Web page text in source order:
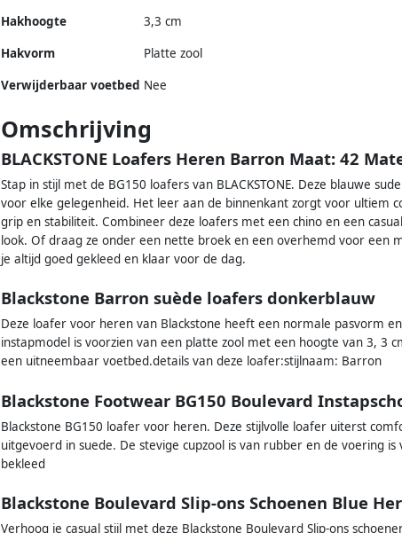
Hakhoogte
3,3 cm
Hakvorm
Platte zool
Verwijderbaar voetbed Nee
Omschrijving
BLACKSTONE Loafers Heren Barron Maat: 42
Stap in stijl met de BG150 loafers van BLACKSTONE. Deze blauwe
voor elke gelegenheid. Het leer aan de binnenkant zorgt voor ultiem
grip en stabiliteit. Combineer deze loafers met een chino en een
look. Of draag ze onder een nette broek en een overhemd voor een
je altijd goed gekleed en klaar voor de dag.
Blackstone Barron suède loafers donkerblauw
Deze loafer voor heren van Blackstone heeft een normale pasvorm
instapmodel is voorzien van een platte zool met een hoogte van 3, 3
een uitneembaar voetbed.details van deze loafer:stijlnaam: Barron
Blackstone Footwear BG150 Boulevard
Blackstone BG150 loafer voor heren. Deze stijlvolle loafer uiterst
uitgevoerd in suede. De stevige cupzool is van rubber en de voering
bekleed
Blackstone Boulevard Slip-ons Schoenen Blue
Verhoog je casual stijl met deze Blackstone Boulevard Slip-ons